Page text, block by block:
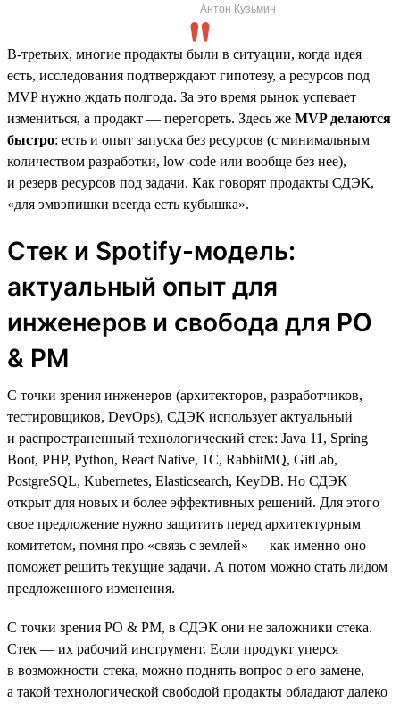
Антон Кузьмин
В-третьих, многие продакты были в ситуации, когда идея
есть, исследования подтверждают гипотезу, а ресурсов под
MVP нужно ждать полгода. За это время рынок успевает
измениться, а продакт — перегореть. Здесь же MVP делаются
быстро: есть и опыт запуска без ресурсов (с минимальным
количеством разработки, low-code или вообще без нее),
и резерв ресурсов под задачи. Как говорят продакты СДЭК,
«для эмвэпишки всегда есть кубышка».
Стек и Spotify-модель:
актуальный опыт для
инженеров и свобода для PO
& PM
С точки зрения инженеров (архитекторов, разработчиков,
тестировщиков, DevOps), СДЭК использует актуальный
и распространенный технологический стек: Java 11, Spring
Boot, PHP, Python, React Native, 1C, RabbitMQ, GitLab,
PostgreSQL, Kubernetes, Elasticsearch, KeyDB. Но СДЭК
открыт для новых и более эффективных решений. Для этого
свое предложение нужно защитить перед архитектурным
комитетом, помня про «связь с землей» — как именно оно
поможет решить текущие задачи. А потом можно стать лидом
предложенного изменения.
С точки зрения PO & PM, в СДЭК они не заложники стека.
Стек — их рабочий инструмент. Если продукт уперся
в возможности стека, можно поднять вопрос о его замене,
а такой технологической свободой продакты обладают далеко